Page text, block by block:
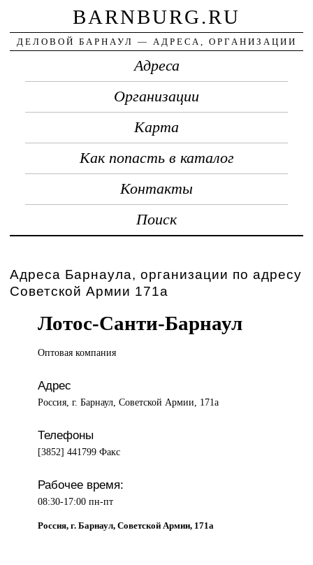
BARNBURG.RU
ДЕЛОВОЙ БАРНАУЛ — АДРЕСА, ОРГАНИЗАЦИИ
Адреса
Организации
Карта
Как попасть в каталог
Контакты
Поиск
Адреса Барнаула, организации по адресу
Советской Армии 171а
Лотос-Санти-Барнаул
Оптовая компания
Адрес
Россия, г. Барнаул, Советской Армии, 171а
Телефоны
[3852] 441799 Факс
Рабочее время:
08:30-17:00 пн-пт
Россия, г. Барнаул, Советской Армии, 171а